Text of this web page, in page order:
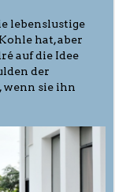
lebenslustige
hat, aber
auf die Idee
der
sie ihn